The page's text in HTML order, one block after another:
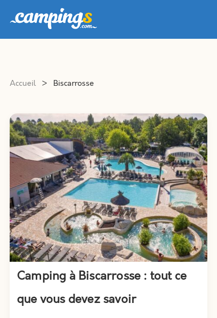
Accueil > Biscarrosse
Camping à Biscarrosse : tout ce
que vous devez savoir